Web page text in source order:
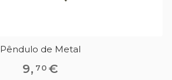
Pêndulo de Metal
9, 70 €